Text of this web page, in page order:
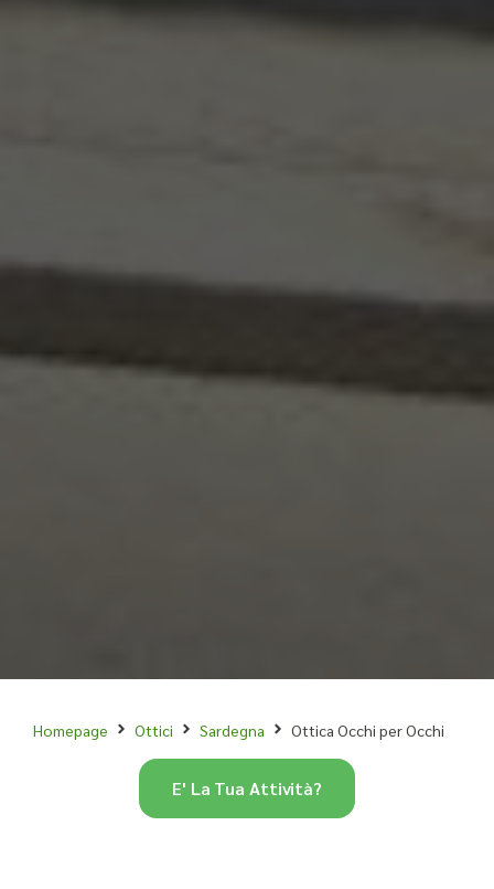
Homepage Ottici Sardegna Ottica Occhi per Occhi
E' La Tua Attività?